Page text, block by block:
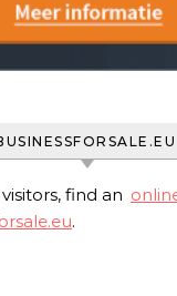
find an
.